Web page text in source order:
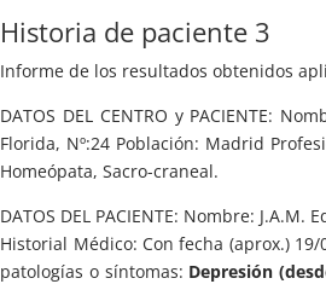
Historia de paciente 3
Informe de los resultados obtenidos
DATOS DEL CENTRO y PACIENTE:
Florida, Nº:24 Población: Madrid
Homeópata, Sacro-craneal.
DATOS DEL PACIENTE: Nombre: J.A.M.
Historial Médico: Con fecha (aprox.)
patologías o síntomas: Depresión